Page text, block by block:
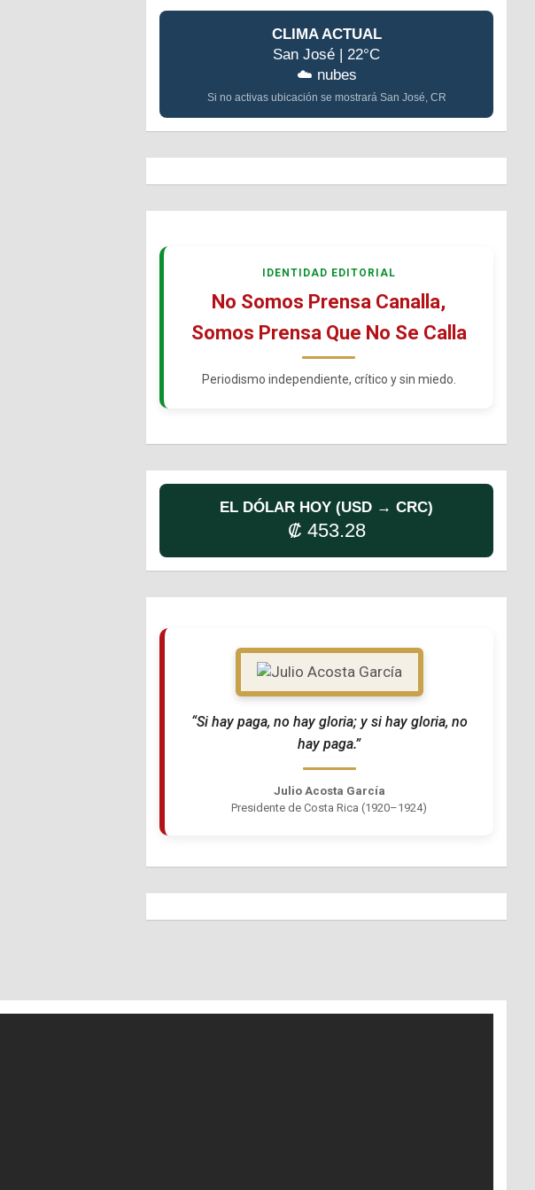
CLIMA ACTUAL
San José | 22°C
☁️ nubes
Si no activas ubicación se mostrará San José, CR
IDENTIDAD EDITORIAL
No Somos Prensa Canalla,
Somos Prensa Que No Se Calla
Periodismo independiente, crítico y sin miedo.
EL DÓLAR HOY (USD → CRC)
₡ 453.28
“Si hay paga, no hay gloria; y si hay gloria, no
hay paga.”
Julio Acosta García
Presidente de Costa Rica (1920–1924)